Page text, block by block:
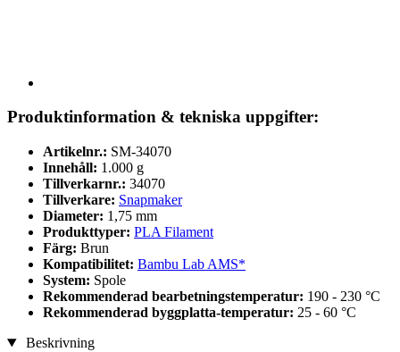
Produktinformation & tekniska uppgifter:
Artikelnr.: SM-34070
Innehåll: 1.000 g
Tillverkarnr.: 34070
Tillverkare: Snapmaker
Diameter: 1,75 mm
Produkttyper: PLA Filament
Färg: Brun
Kompatibilitet: Bambu Lab AMS*
System: Spole
Rekommenderad bearbetningstemperatur: 190 - 230 °C
Rekommenderad byggplatta-temperatur: 25 - 60 °C
Beskrivning